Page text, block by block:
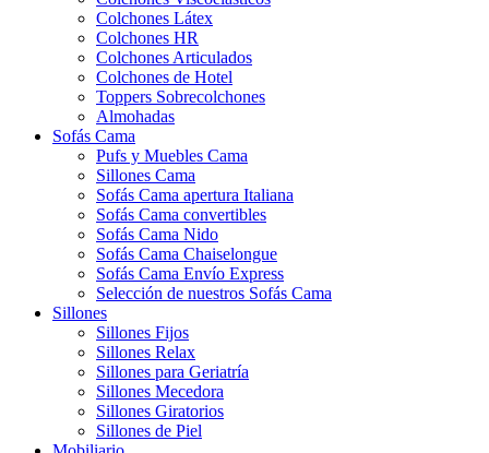
Colchones Látex
Colchones HR
Colchones Articulados
Colchones de Hotel
Toppers Sobrecolchones
Almohadas
Sofás Cama
Pufs y Muebles Cama
Sillones Cama
Sofás Cama apertura Italiana
Sofás Cama convertibles
Sofás Cama Nido
Sofás Cama Chaiselongue
Sofás Cama Envío Express
Selección de nuestros Sofás Cama
Sillones
Sillones Fijos
Sillones Relax
Sillones para Geriatría
Sillones Mecedora
Sillones Giratorios
Sillones de Piel